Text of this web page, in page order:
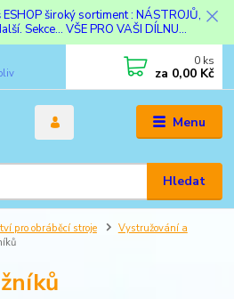
široký sortiment : NÁSTROJŮ,
Sekce... VŠE PRO VAŠI DÍLNU...
Menu
Hledat
0 ks
za 0,00 Kč
pro obráběcí stroje
Vystružování a